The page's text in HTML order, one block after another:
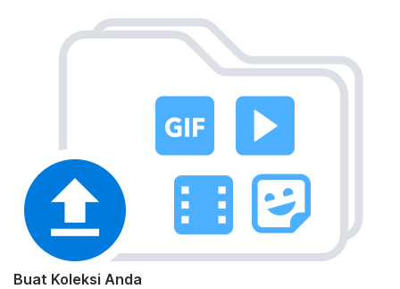
Buat Koleksi Anda